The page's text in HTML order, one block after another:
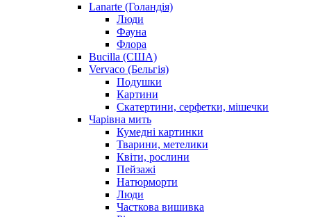
Lanarte (Голандія)
Люди
Фауна
Флора
Bucilla (США)
Vervaco (Бельгія)
Подушки
Картини
Скатертини, серфетки, мішечки
Чарiвна мить
Кумедні картинки
Тварини, метелики
Квіти, рослини
Пейзажі
Натюрморти
Люди
Часткова вишивка